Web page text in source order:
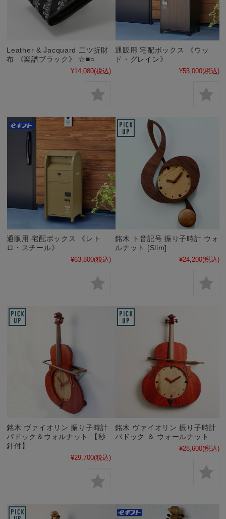
Leather & Jacquard 二ツ折財
布 《楽譜ブラック》 ☆■○
¥14,080(税込)
通販用 宅配ボックス 《ウッ
ド・グレイン》
¥55,000(税込)
通販用 宅配ボックス 《レト
ロ・スチール》
¥63,800(税込)
銘木 ト音記号 振り子時計 ウォ
ルナット [Slim]
¥24,200(税込)
銘木 ヴァイオリン 振り子時計
パドック＆ウォルナット 【秒
針付】
¥29,700(税込)
銘木 ヴァイオリン 振り子時計
パドック ＆ ウォールナット
¥28,600(税込)